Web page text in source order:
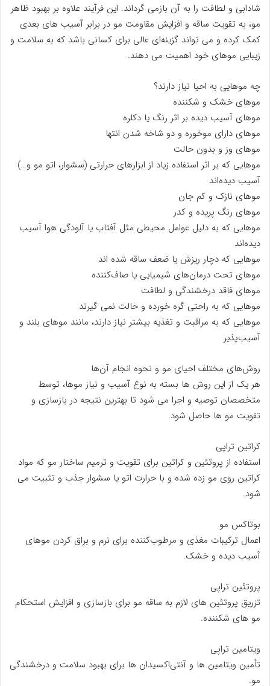
شادابی و لطافت را به آن بازمی‌ گرداند. این فرآیند علاوه بر بهبود ظاهر
مو، به تقویت ساقه و افزایش مقاومت مو در برابر آسیب ‌های بعدی
کمک کرده و می ‌تواند گزینه‌ای عالی برای کسانی باشد که به سلامت و
زیبایی موهای خود اهمیت می ‌دهند.
چه موهایی به احیا نیاز دارند؟
موهای خشک و شکننده
موهای آسیب ‌دیده بر اثر رنگ یا دکلره
موهای دارای موخوره و دو شاخه شدن انتها
موهای وز و بدون حالت
موهایی که بر اثر استفاده زیاد از ابزارهای حرارتی (سشوار، اتو مو و…)
آسیب دیده‌اند
موهای نازک و کم‌ جان
موهای رنگ ‌پریده و کدر
موهایی که به دلیل عوامل محیطی مثل آفتاب یا آلودگی هوا آسیب
دیده‌اند
موهایی که دچار ریزش یا ضعف ساقه شده ‌اند
موهای تحت درمان‌های شیمیایی یا صاف‌کننده
موهای فاقد درخشندگی و لطافت
موهایی که به راحتی گره خورده و حالت نمی ‌گیرند
موهایی که به مراقبت و تغذیه بیشتر نیاز دارند، مانند موهای بلند و
آسیب‌پذیر
روش‌های مختلف احیای مو و نحوه انجام آن‌ها
هر یک از این روش‌ ها بسته به نوع آسیب و نیاز موها، توسط
متخصصان توصیه و اجرا می ‌شود تا بهترین نتیجه در بازسازی و
تقویت مو ها حاصل شود.
کراتین ‌تراپی
استفاده از پروتئین و کراتین برای تقویت و ترمیم ساختار مو که مواد
کراتین روی مو زده شده و با حرارت اتو یا سشوار جذب و تثبیت می‌
شود.
بوتاکس مو
اعمال ترکیبات مغذی و مرطوب‌کننده برای نرم و براق کردن موهای
آسیب ‌دیده و خشک.
پروتئین ‌تراپی
تزریق پروتئین‌ های لازم به ساقه مو برای بازسازی و افزایش استحکام
مو های شکننده.
ویتامین ‌تراپی
تأمین ویتامین ‌ها و آنتی‌اکسیدان ‌ها برای بهبود سلامت و درخشندگی
مو.